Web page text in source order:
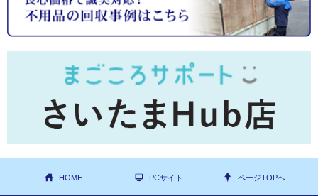
HOME PCサイト ページTOPへ